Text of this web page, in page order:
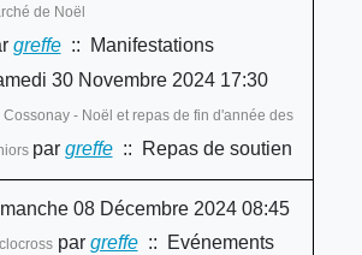
de Noël
greffe:: Manifestations
30 Novembre 2024 17:30
Cossonay - Noël et repas de fin d'année des
par greffe:: Repas de soutien
08 Décembre 2024 08:45
par greffe:: Evénements